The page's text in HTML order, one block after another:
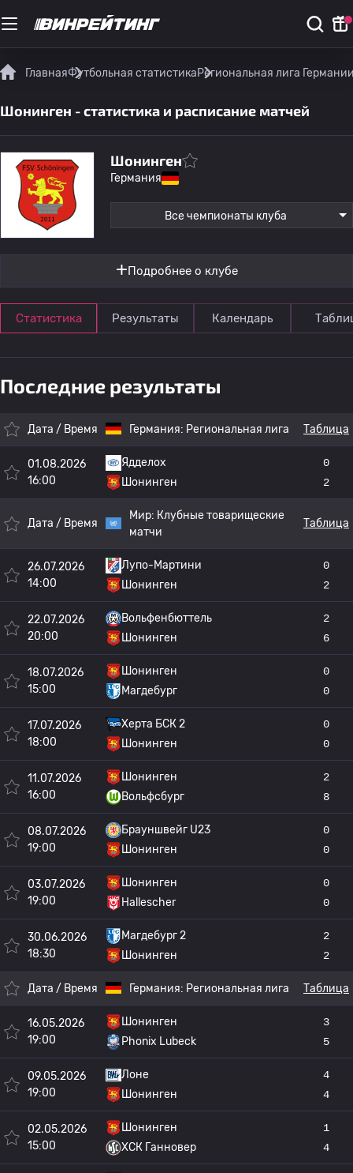
ГлавнаяФутбольная статистикаРегиональная лига
Шонинген - статистика и расписание матчей
Шонинген
Германия
Все чемпионаты клуба
Подробнее о клубе
Статистика Результаты Календарь
Последние результаты
Дата / Время Германия: Региональная лига Таблица
01.08.2026
16:00
Ядделох
Шонинген
0
2
Дата / Время
Мир: Клубные товарищеские
матчи
Таблица
26.07.2026
14:00
Лупо-Мартини
Шонинген
0
2
22.07.2026
20:00
Вольфенбюттель
Шонинген
2
6
18.07.2026
15:00
Шонинген
Магдебург
0
0
17.07.2026
18:00
Херта БСК 2
Шонинген
0
0
11.07.2026
16:00
Шонинген
Вольфсбург
2
8
08.07.2026
19:00
Брауншвейг U23
Шонинген
0
0
03.07.2026
19:00
Шонинген
Hallescher
0
0
30.06.2026
18:30
Магдебург 2
Шонинген
2
2
Дата / Время Германия: Региональная лига Таблица
16.05.2026
19:00
Шонинген
Phonix Lubeck
3
5
09.05.2026
19:00
Лоне
Шонинген
4
4
02.05.2026
15:00
Шонинген
ХСК Ганновер
1
4